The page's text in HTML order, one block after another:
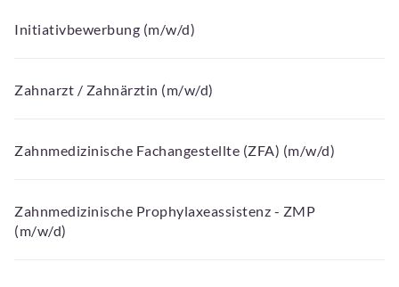
Initiativbewerbung (m/w/d)
Zahnarzt / Zahnärztin (m/w/d)
Zahnmedizinische Fachangestellte (ZFA) (m/w/d)
Zahnmedizinische Prophylaxeassistenz - ZMP
(m/w/d)